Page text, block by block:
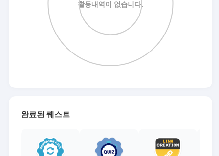
완료된 퀘스트